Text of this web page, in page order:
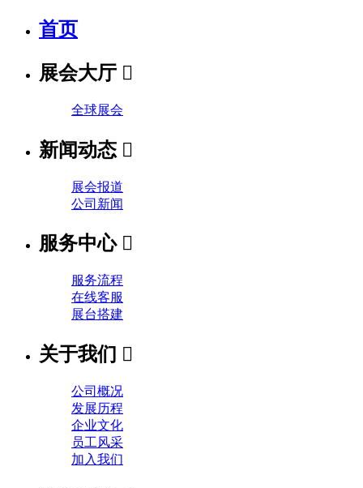
首页
展会大厅 
全球展会
新闻动态 
展会报道
公司新闻
服务中心 
服务流程
在线客服
展台搭建
关于我们 
公司概况
发展历程
企业文化
员工风采
加入我们